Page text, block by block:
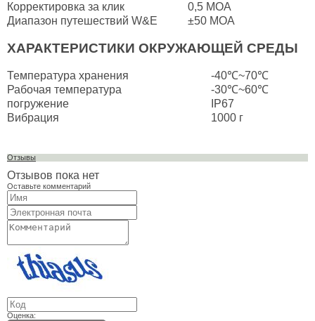
Корректировка за клик
0,5 МОА
Диапазон путешествий W&E
±50 МОА
ХАРАКТЕРИСТИКИ ОКРУЖАЮЩЕЙ СРЕДЫ
Температура хранения
-40℃~70℃
Рабочая температура
-30℃~60℃
погружение
IP67
Вибрация
1000 г
Отзывы
Отзывов пока нет
Оставьте комментарий
Оценка: